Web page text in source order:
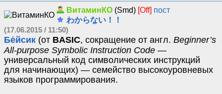
ВитаминКО (Smd) [Off] пост
わからない！！
(17.06.2015 / 11:50)
Бе́йсик (от BASIC, сокращение от англ. Beginner’s
All-purpose Symbolic Instruction Code —
универсальный код символических инструкций
для начинающих) — семейство высокоуровневых
языков программирования.